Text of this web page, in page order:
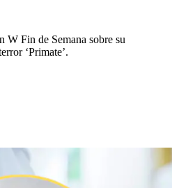
W Fin de Semana sobre su
‘Primate’.